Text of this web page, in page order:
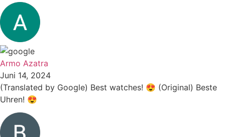
Armo Azatra
Juni 14, 2024
(Translated by Google) Best watches! 😍 (Original) Beste
Uhren! 😍